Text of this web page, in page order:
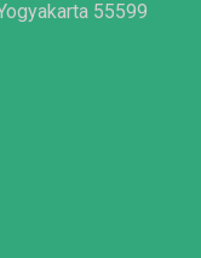
55599